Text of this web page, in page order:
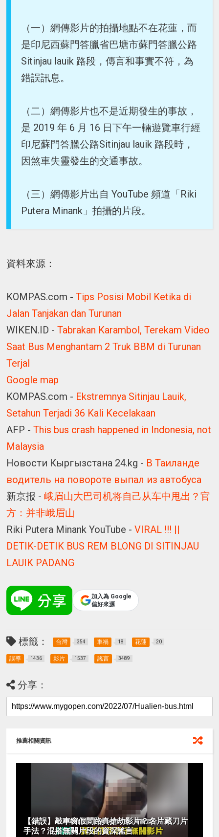
（一）網傳影片的拍攝地點不在花蓮，而
是印尼西蘇門答臘省巴塘市蘇門答臘公路
Sitinjau lauik 路段，傳言和事實不符，為
錯誤訊息。
（二）網傳影片也不是近期發生的事故，
是 2019 年 6 月 16 日下午一輛遊覽車行經
印尼蘇門答臘公路Sitinjau lauik 路段時，
因煞車失靈發生的交通事故。
（三）網傳影片出自 YouTube 頻道「Riki
Putera Minank」拍攝的片段。
資料來源：
KOMPAS.com -Tips Posisi Mobil Ketika di
Jalan Tanjakan dan Turunan
WIKEN.ID -Tabrakan Karambol, Terekam Video
Saat Bus Menghantam 2 Truk BBM di Turunan
Terjal
Google map
KOMPAS.com - Ekstremnya Sitinjau Lauik,
Setahun Terjadi 36 Kali Kecelakaan
AFP -This bus crash happened in Indonesia, not
Malaysia
Новости Кыргызстана 24.kg - В Таиланде
водитель на повороте выпал из автобуса
新京报 -峨眉山大巴司机将自己从车中甩出？官
方：并非峨眉山
Riki Putera Minank YouTube -VIRAL !!! ||
DETIK-DETIK BUS REM BLONG DI SITINJAU
LAUIK PADANG
加入為 Google
偏好來源
標籤： 台灣 354 車禍 18 花蓮 20
誤導 1436 影片 1537 謠言 3489
分享：
推薦相關資訊
【錯誤】敲車窗假問路真搶劫影片？名片藏刀片
手法？混搭無關片段的資深謠言